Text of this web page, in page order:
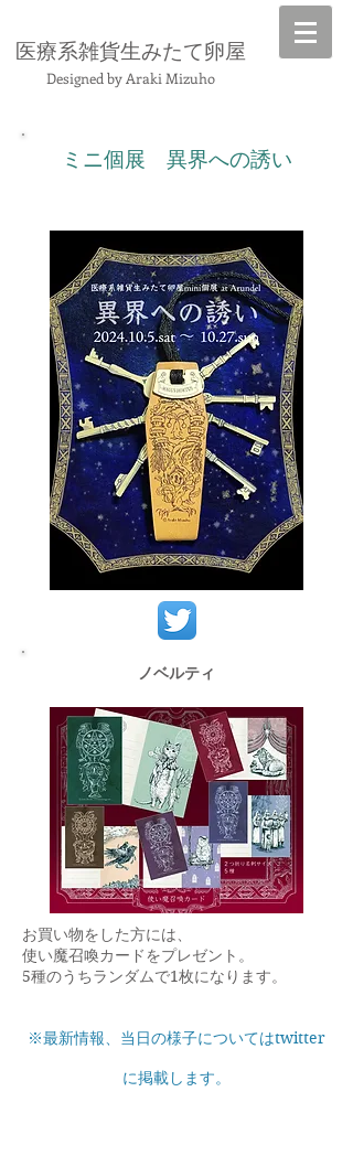
​医療系雑貨生みたて卵屋
Designed by Araki Mizuho
ミニ個展 異界への誘い
ノベルティ
お買い物をした方には、
使い魔召喚カードをプレゼント。
5種のうちランダムで1枚になります。
※最新情報、当日の様子についてはtwitter
に掲載します。